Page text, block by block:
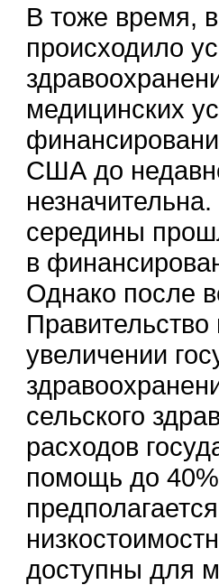
В тоже время,
происходило
медицинских
США до
середины
в
Однако после
увеличении
сельского
расходов
помощь до 40%
доступны для